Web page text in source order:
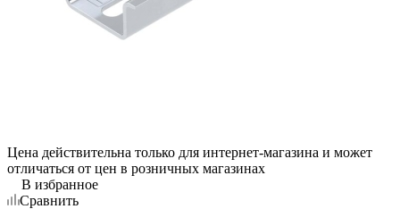
Цена действительна только для интернет-магазина и может
отличаться от цен в розничных магазинах
В избранное
Сравнить